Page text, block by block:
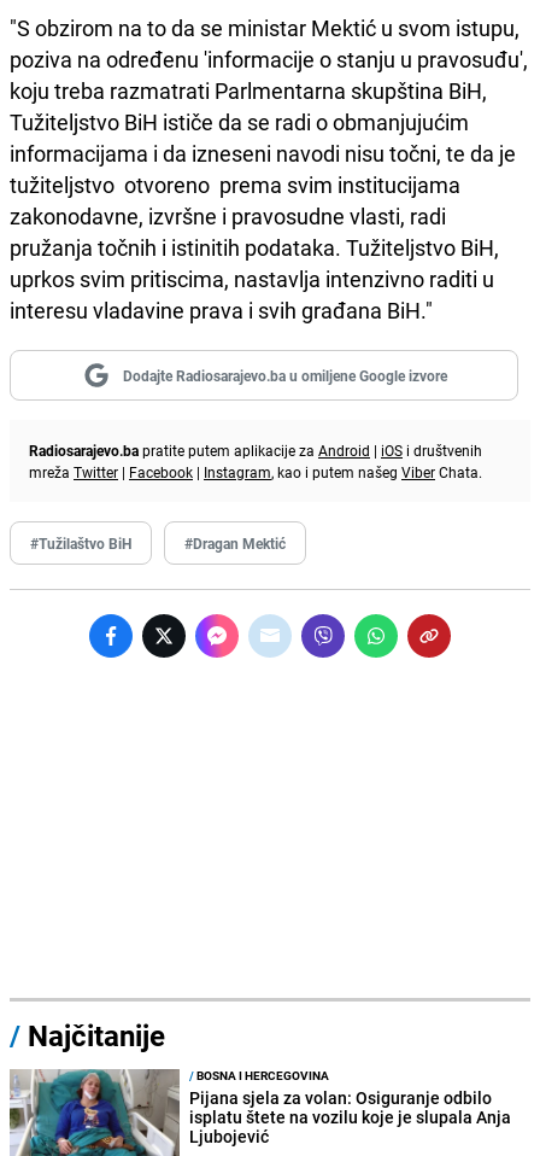
"S obzirom na to da se ministar Mektić u svom istupu,
poziva na određenu 'informacije o stanju u pravosuđu',
koju treba razmatrati Parlmentarna skupština BiH,
Tužiteljstvo BiH ističe da se radi o obmanjujućim
informacijama i da izneseni navodi nisu točni, te da je
tužiteljstvo otvoreno prema svim institucijama
zakonodavne, izvršne i pravosudne vlasti, radi
pružanja točnih i istinitih podataka. Tužiteljstvo BiH,
uprkos svim pritiscima, nastavlja intenzivno raditi u
interesu vladavine prava i svih građana BiH."
Dodajte Radiosarajevo.ba u omiljene Google izvore
Radiosarajevo.bapratite putem aplikacije za Android | iOS i društvenih
mreža Twitter | Facebook | Instagram, kao i putem našeg ViberChata.
#Tužilaštvo BiH #Dragan Mektić
/ Najčitanije
/BOSNA I HERCEGOVINA
Pijana sjela za volan: Osiguranje odbilo
isplatu štete na vozilu koje je slupala Anja
Ljubojević